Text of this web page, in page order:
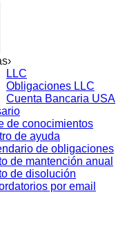
›
LLC
Obligaciones LLC
Cuenta Bancaria USA
de conocimientos
de ayuda
de obligaciones
de mantención anual
de disolución
por email